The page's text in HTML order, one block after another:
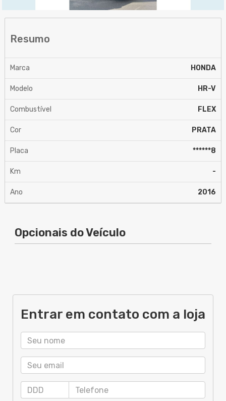
Resumo
Marca HONDA
Modelo HR-V
Combustível FLEX
Cor PRATA
Placa ******8
Km -
Ano 2016
Opcionais do Veículo
Entrar em contato com a loja